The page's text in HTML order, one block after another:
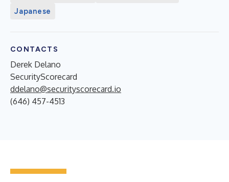
Japanese
CONTACTS
Derek Delano
SecurityScorecard
ddelano@securityscorecard.io
(646) 457-4513